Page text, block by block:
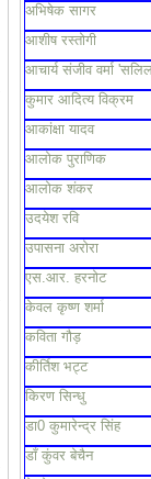
अभिषेक सागर
आशीष रस्तोगी
आचार्य संजीव वर्मा
कुमार आदित्य विक्रम
आकांक्षा यादव
आलोक पुराणिक
आलोक शंकर
उदयेश रवि
उपासना अरोरा
एस.आर. हरनोट
केवल कृष्ण शर्मा
कविता गौड़
कीर्तिश भट्ट
किरण सिन्धु
डा0 कुमारेन्द्र सिंह
डाँ कुंवर बेचैन